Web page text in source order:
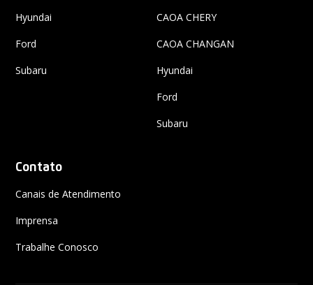
Hyundai
Ford
Subaru
CAOA CHERY
CAOA CHANGAN
Hyundai
Ford
Subaru
Contato
Canais de Atendimento
Imprensa
Trabalhe Conosco